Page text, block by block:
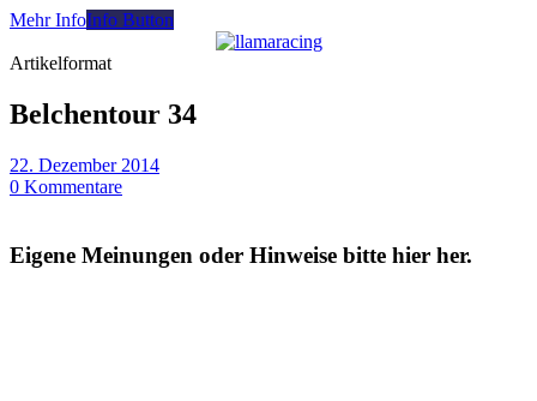
Mehr InfoInfo Button
Artikelformat
Belchentour 34
22. Dezember 2014
0 Kommentare
Eigene Meinungen oder Hinweise bitte hier her.